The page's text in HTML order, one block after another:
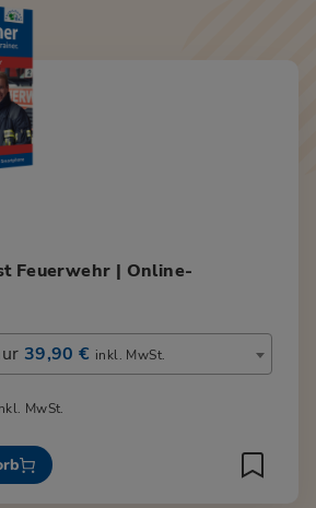
Feuerwehr | Online-
39,90 € inkl. MwSt.
MwSt.